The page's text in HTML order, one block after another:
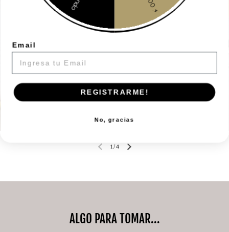
ver más
1 /4
ALGO PARA TOMAR...
Email
REGISTRARME!
No, gracias